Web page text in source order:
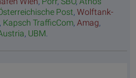
Post, Wolftank-
, Kapsch TrafficCom, Amag,
, UBM